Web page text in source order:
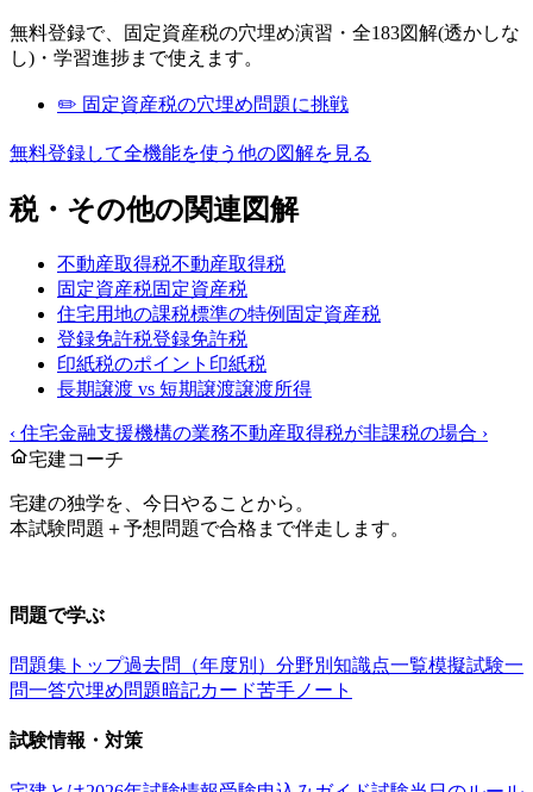
無料登録で、 固定資産税の穴埋め演習・全183図解(透かしな
し)・学習進捗まで使えます。
✏️ 固定資産税の穴埋め問題に挑戦
無料登録して全機能を使う 他の図解を見る
税・その他の関連図解
不動産取得税不動産取得税
固定資産税固定資産税
住宅用地の課税標準の特例 固定資産税
登録免許税登録免許税
印紙税のポイント 印紙税
長期譲渡 vs 短期譲渡譲渡所得
‹ 住宅金融支援機構の業務不動産取得税が非課税の場合 ›
宅建コーチ
宅建の独学を、今日やることから。
本試験問題＋予想問題で合格まで伴走します。
問題で学ぶ
問題集トップ過去問（年度別） 分野別 知識点一覧模擬試験一
問一答穴埋め問題暗記カード苦手ノート
試験情報・対策